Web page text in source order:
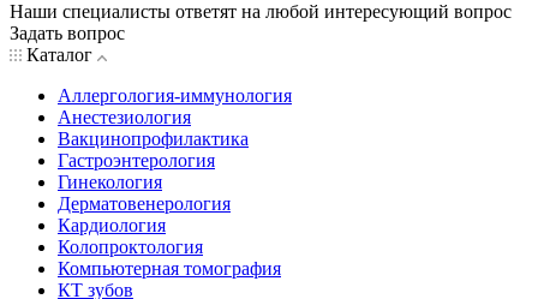
Наши специалисты ответят на любой интересующий вопрос
Задать вопрос
Каталог
Аллергология-иммунология
Анестезиология
Вакцинопрофилактика
Гастроэнтерология
Гинекология
Дерматовенерология
Кардиология
Колопроктология
Компьютерная томография
КТ зубов